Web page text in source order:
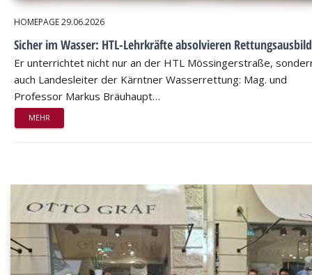
HOMEPAGE29.06.2026
Sicher im Wasser: HTL-Lehrkräfte absolvieren
Er unterrichtet nicht nur an der HTL Mössingerstraße,
auch Landesleiter der Kärntner Wasserrettung: Mag. und
Professor Markus Bräuhaupt…
MEHR